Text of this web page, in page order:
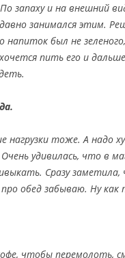
запаху и на внешний
занимался этим.
был не
пить его и
нагрузки тоже. А надо
удивилась, что в
Сразу
обед забываю. Ну как
чтобы перемолоть,